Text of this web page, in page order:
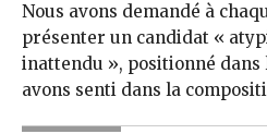
Nous avons demandé à
présenter un candidat «
inattendu », positionné
avons senti dans la